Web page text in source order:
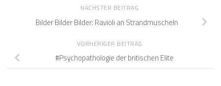
NÄCHSTER BEITRAG
Bilder Bilder Bilder: Ravioli an Strandmuscheln
VORHERIGER BEITRAG
#Psychopathologie der britischen Elite